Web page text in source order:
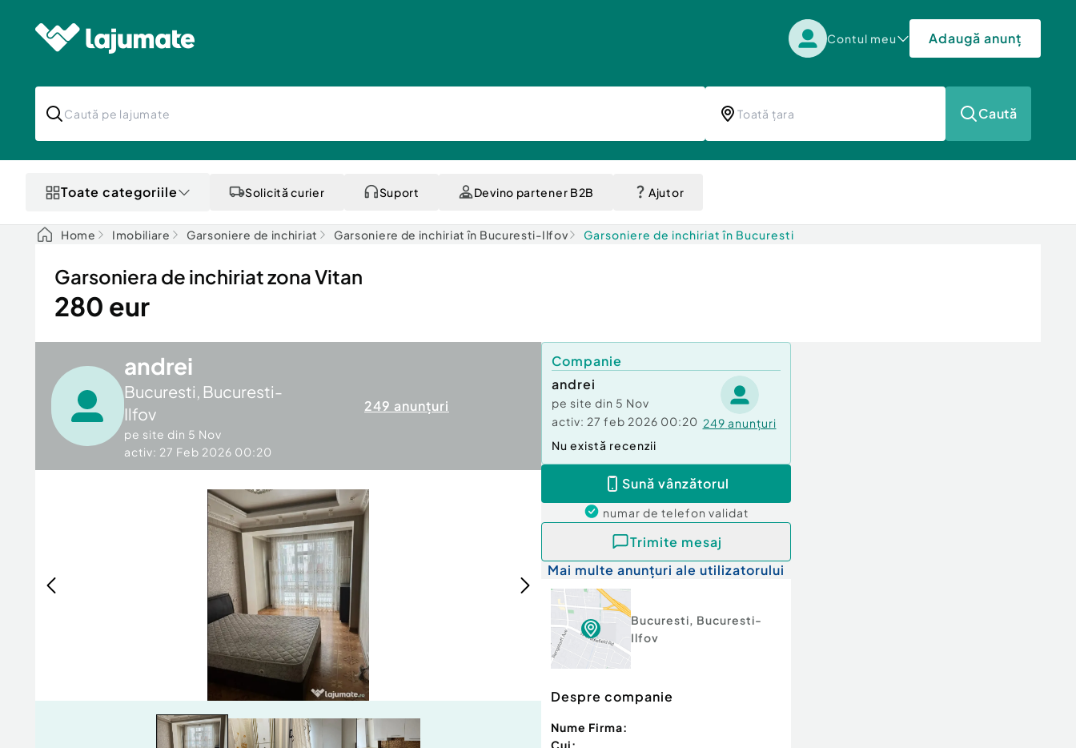
Contul meu Adaugă anunț
Caută
Toate categoriile Solicită curier Suport Devino partener B2B Ajutor
Home Imobiliare Garsoniere de inchiriat Garsoniere de inchiriat în Bucuresti-Ilfov Garsoniere de inchiriat în Bucuresti
Garsoniera de inchiriat zona Vitan
280 eur
andrei
Bucuresti, Bucuresti-
Ilfov
pe site din 5 Nov
activ: 27 Feb 2026 00:20
249 anunțuri
Companie
andrei
pe site din 5 Nov
activ: 27 feb 2026 00:20 249 anunțuri
Nu există recenzii
Sună vânzătorul
numar de telefon validat
Trimite mesaj
Mai multe anunțuri ale utilizatorului
Bucuresti, Bucuresti-
Ilfov
Despre companie
Nume Firma:
Cui: